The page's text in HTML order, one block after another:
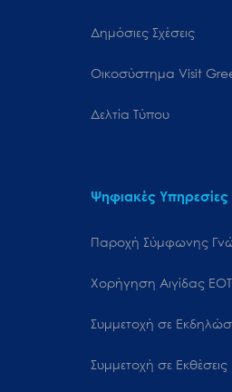
Δημόσιες Σχέσεις
Oικοσύστημα Visit
Δελτία Τύπου
Ψηφιακές Υπηρεσίες
Παροχή Σύμφωνης
Χορήγηση Αιγίδας ΕΟΤ
Συμμετοχή σε
Συμμετοχή σε Εκθέσεις